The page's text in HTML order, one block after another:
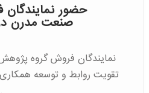
حضور
صنعت مدرن در
نمایندگان فروش گروه